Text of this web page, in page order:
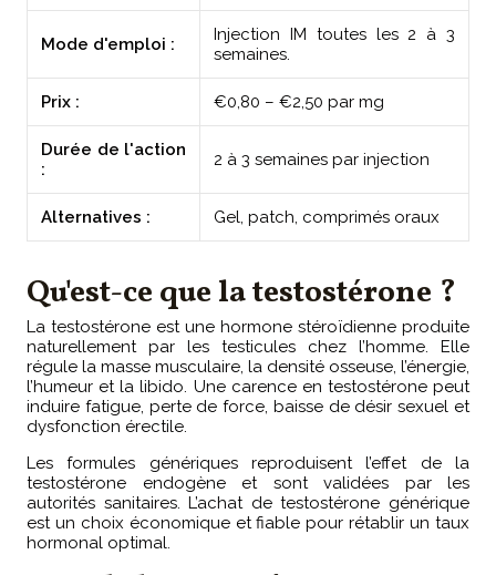
Mode d'emploi :
Injection IM toutes les 2 à 3
semaines.
Prix : €0,80 – €2,50 par mg
Durée de l'action
:
2 à 3 semaines par injection
Alternatives : Gel, patch, comprimés oraux
Qu'est-ce que la testostérone ?
La testostérone est une hormone stéroïdienne produite
naturellement par les testicules chez l’homme. Elle
régule la masse musculaire, la densité osseuse, l’énergie,
l’humeur et la libido. Une carence en testostérone peut
induire fatigue, perte de force, baisse de désir sexuel et
dysfonction érectile.
Les formules génériques reproduisent l’effet de la
testostérone endogène et sont validées par les
autorités sanitaires. L’achat de testostérone générique
est un choix économique et fiable pour rétablir un taux
hormonal optimal.